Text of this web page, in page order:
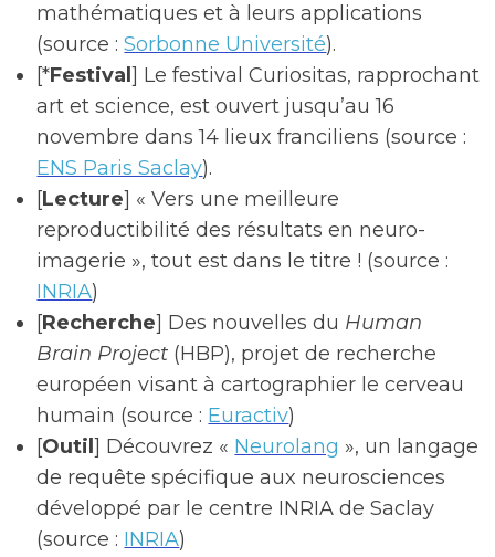
mathématiques et à leurs applications
(source :Sorbonne Université).
[*Festival] Le festival Curiositas, rapprochant
art et science, est ouvert jusqu’au 16
novembre dans 14 lieux franciliens (source :
ENS Paris Saclay).
[Lecture] « Vers une meilleure
reproductibilité des résultats en neuro-
imagerie », tout est dans le titre ! (source :
INRIA)
[Recherche] Des nouvelles du Human
Brain Project (HBP), projet de recherche
européen visant à cartographier le cerveau
humain (source : Euractiv)
[Outil] Découvrez « Neurolang », un langage
de requête spécifique aux neurosciences
développé par le centre INRIA de Saclay
(source : INRIA)